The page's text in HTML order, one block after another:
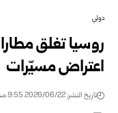
دولي
روسيا تغلق
اعتراض مسيّرات
تاريخ النشر: 2026/06/22 9:55 صباحًا